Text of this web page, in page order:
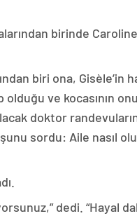
birinde
biri ona, Gisèle’in
olduğu ve kocasının
doktor
şunu sordu: Aile nasıl
dedi. “Hayal